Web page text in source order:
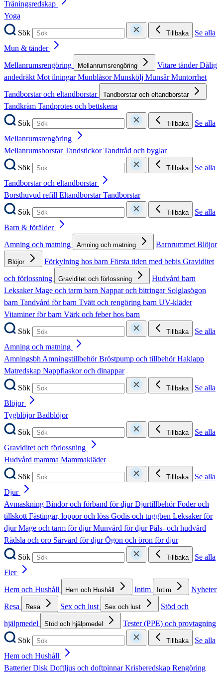
Träningsredskap
Yoga
Sök
Tillbaka
Se alla
Mun & tänder
Mellanrumsrengöring
Mellanrumsrengöring Vitare tänderDålig
andedräktMot ilningarMunblåsorMunskölj MunsårMuntorrhet
Tandborstar och eltandborstar
Tandborstar och eltandborstar
Tandkräm Tandprotes och bettskena
Sök
Tillbaka
Se alla
Mellanrumsrengöring
MellanrumsborstarTandstickorTandtråd och byglar
Sök
Tillbaka
Se alla
Tandborstar och eltandborstar
Borsthuvud refill EltandborstarTandborstar
Sök
Tillbaka
Se alla
Barn & förälder
Amning och matning
Amning och matning BarnrummetBlöjor
Blöjor Förkylning hos barn Första tiden med bebis Graviditet
och förlossning
Graviditet och förlossning
Hudvård barn
LeksakerMage och tarm barn Nappar och bitringar Solglasögon
barn Tandvård för barn Tvätt och rengöring barn UV-kläder
Vitaminer för barn Värk och feber hos barn
Sök
Tillbaka
Se alla
Amning och matning
AmningsbhAmningstillbehörBröstpump och tillbehörHaklapp
Matredskap Nappflaskor och dinappar
Sök
Tillbaka
Se alla
Blöjor
TygblöjorBadblöjor
Sök
Tillbaka
Se alla
Graviditet och förlossning
Hudvård mamma Mammakläder
Sök
Tillbaka
Se alla
Djur
Avmaskning Bindor och förband för djurDjurtillbehörFoder och
tillskottFästingar, loppor och löss Godis och tuggben Leksaker för
djurMage och tarm för djurMunvård för djurPäls- och hudvård
Rädsla och oro Sårvård för djurÖgon och öron för djur
Sök
Tillbaka
Se alla
Fler
Hem och Hushåll
Hem och Hushåll Intim Intim
Nyheter
Resa
Resa Sex och lust Sex och lust
Stöd och
hjälpmedel
Stöd och hjälpmedel
Tester (PPE) och provtagning
Sök
Tillbaka
Se alla
Hem och Hushåll
BatterierDisk Doftljus och doftpinnarKrisberedskap Rengöring